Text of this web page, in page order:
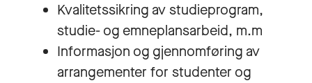
Kvalitetssikring av studieprogram,
studie- og emneplansarbeid, m.m
Informasjon og gjennomføring av
arrangementer for studenter og